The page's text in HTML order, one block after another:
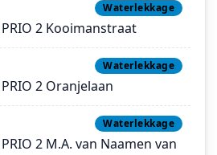
Waterlekkage
2 Kooimanstraat
Waterlekkage
2 Oranjelaan
Waterlekkage
2 M.A. van Naamen van